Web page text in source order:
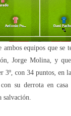
ambos equipos que se
Jorge Molina, y
3º, con 34 puntos, en
su derrota en casa